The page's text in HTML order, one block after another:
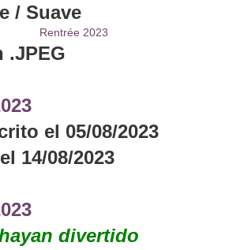
/ Suave
.JPEG
el 05/08/2023
14/08/2023
divertido